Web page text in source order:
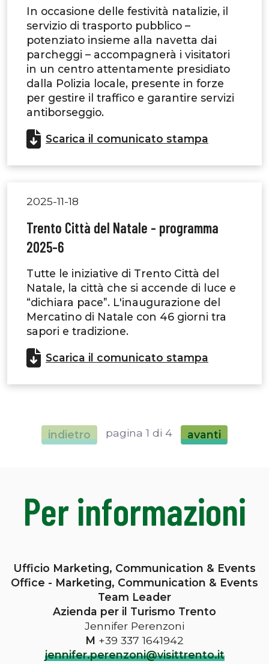
In occasione delle festività natalizie, il
servizio di trasporto pubblico –
potenziato insieme alla navetta dai
parcheggi – accompagnerà i visitatori
in un centro attentamente presidiato
dalla Polizia locale, presente in forze
per gestire il traffico e garantire servizi
antiborseggio.
Scarica il comunicato stampa
2025-11-18
Trento Città del Natale - programma
2025-6
Tutte le iniziative di Trento Città del
Natale, la città che si accende di luce e
“dichiara pace”. L'inaugurazione del
Mercatino di Natale con 46 giorni tra
sapori e tradizione.
Scarica il comunicato stampa
indietro pagina 1 di 4 avanti
Per informazioni
Ufficio Marketing, Communication & Events
Office - Marketing, Communication & Events
Team Leader
Azienda per il Turismo Trento
Jennifer Perenzoni
M +39 337 1641942
jennifer.perenzoni@visittrento.it